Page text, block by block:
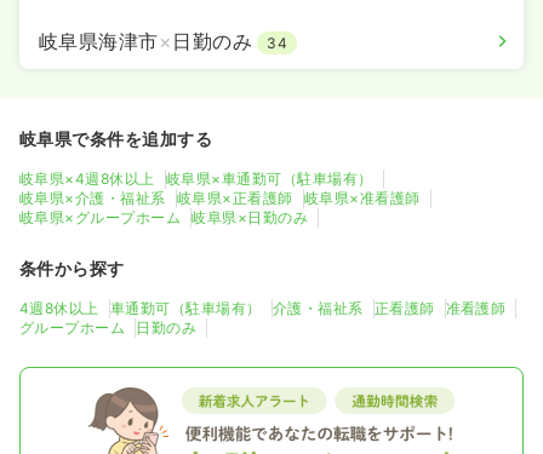
岐阜県海津市× 日勤のみ 34
岐阜県で条件を追加する
岐阜県×4週8休以上
岐阜県×車通勤可（駐車場有）
岐阜県×介護・福祉系
岐阜県×正看護師
岐阜県×准看護師
岐阜県×グループホーム
岐阜県×日勤のみ
条件から探す
4週8休以上 車通勤可（駐車場有） 介護・福祉系 正看護師
准看護師
グループホーム
日勤のみ